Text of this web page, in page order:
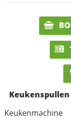
Keukenspullen
Keukenmachine